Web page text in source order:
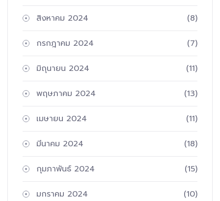
สิงหาคม 2024 (8)
กรกฎาคม 2024 (7)
มิถุนายน 2024 (11)
พฤษภาคม 2024 (13)
เมษายน 2024 (11)
มีนาคม 2024 (18)
กุมภาพันธ์ 2024 (15)
มกราคม 2024 (10)